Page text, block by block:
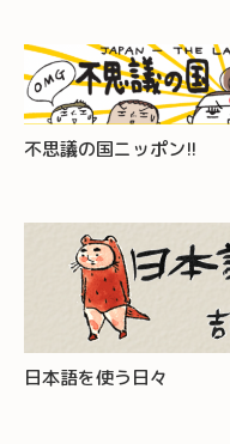
不思議の国ニッポン!!
日本語を使う日々